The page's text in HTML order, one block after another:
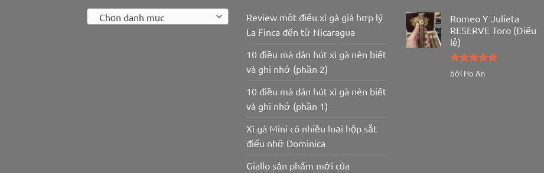
Chọn danh mục
Review một điếu xì gà giá hợp lý
La Finca đến từ Nicaragua
10 điều mà dân hút xì gà nên biết
và ghi nhớ (phần 2)
10 điều mà dân hút xì gà nên biết
và ghi nhớ (phần 1)
Xì gà Mini có nhiều loại hộp sắt
điếu nhỡ Dominica
Giallo sản phẩm mới của
Romeo Y Julieta
RESERVE Toro (Điếu
lẻ)
Được xếp
bởi Ho An